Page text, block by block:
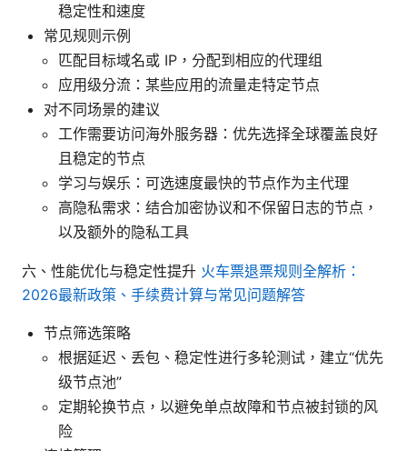
稳定性和速度
常见规则示例
匹配目标域名或 IP，分配到相应的代理组
应用级分流：某些应用的流量走特定节点
对不同场景的建议
工作需要访问海外服务器：优先选择全球覆盖良好
且稳定的节点
学习与娱乐：可选速度最快的节点作为主代理
高隐私需求：结合加密协议和不保留日志的节点，
以及额外的隐私工具
六、性能优化与稳定性提升 火车票退票规则全解析：
2026最新政策、手续费计算与常见问题解答
节点筛选策略
根据延迟、丢包、稳定性进行多轮测试，建立“优先
级节点池”
定期轮换节点，以避免单点故障和节点被封锁的风
险